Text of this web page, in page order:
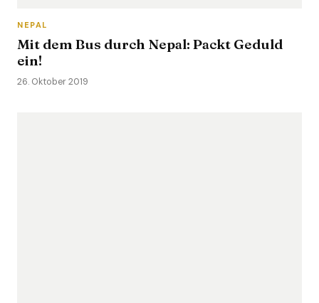
NEPAL
Mit dem Bus durch Nepal: Packt Geduld
ein!
26. Oktober 2019